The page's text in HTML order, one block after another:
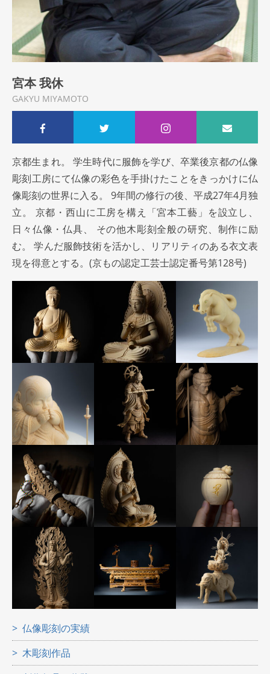
宮本 我休
GAKYU MIYAMOTO
京都生まれ。 学生時代に服飾を学び、卒業後京都の仏像
彫刻工房にて仏像の彩色を手掛けたことをきっかけに仏
像彫刻の世界に入る。 9年間の修行の後、平成27年4月独
立。 京都・西山に工房を構え「宮本工藝」を設立し、
日々仏像・仏具、 その他木彫刻全般の研究、制作に励
む。 学んだ服飾技術を活かし、リアリティのある衣文表
現を得意とする。(京もの認定工芸士認定番号第128号)
仏像彫刻の実績
木彫刻作品